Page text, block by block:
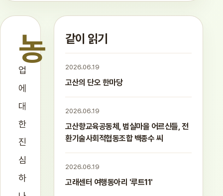
농
업
에
대
한
진
심
하
같이 읽기
2026.06.19
고산의 단오 한마당
2026.06.19
고산향교육공동체, 범실마을 어르신들, 전
환기술사회적협동조합 백종수 씨
2026.06.19
고래센터 여행동아리 '루트11'